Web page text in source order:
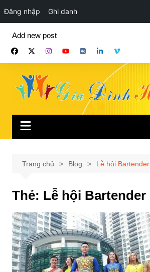
Đăng nhập Ghi danh
phần
Add new post
Trang chủ Blog Lễ hội Bartender
Thẻ: Lễ hội Bartender